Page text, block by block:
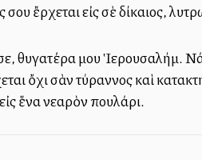
ἔρχεται εἰς σὲ δίκαιος,
θυγατέρα μου Ἱερουσαλήμ.
ὄχι σὰν τύραννος καὶ
ἕνα νεαρὸν πουλάρι.